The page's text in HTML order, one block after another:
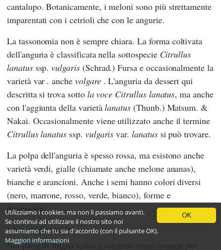
cantalupo. Botanicamente, i meloni sono più strettamente
imparentati con i cetrioli che con le angurie.
La tassonomia non è sempre chiara. La forma coltivata
dell'anguria è classificata nella sottospecie Citrullus
lanatusssp.vulgaris(Schrad.) Fursa e occasionalmente la
varietà var. anche volgare. L'anguria da dessert qui
descritta si trova sotto la voce Citrullus lanatus, ma anche
con l'aggiunta della varietàlanatus (Thunb.) Matsum. &
Nakai. Occasionalmente viene utilizzato anche il termine
Citrullus lanatus ssp. vulgaris var.lanatussi può trovare.
La polpa dell'anguria è spesso rossa, ma esistono anche
varietà verdi, gialle (chiamate anche melone ananas),
bianche e arancioni. Anche i semi hanno colori diversi
(nero, marrone, rosso, verde, bianco), forme e
dimensioni.
Nomi alternativi
Nei paesi di lingua tedesca esistono nomi comuni per
OK
Utilizziamo i cookies, ma non li passiamo avanti.
Se continui ad utilizzare il nostro sito noi
assumiamo che tu sia d'accordo (con il pulsante OK).
Maggiori informazioni